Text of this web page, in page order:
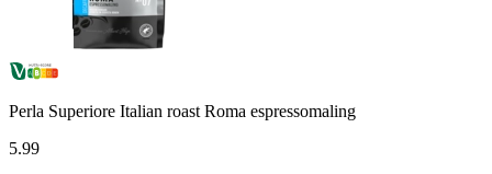
Perla Superiore Italian roast Roma espressomaling
5.99